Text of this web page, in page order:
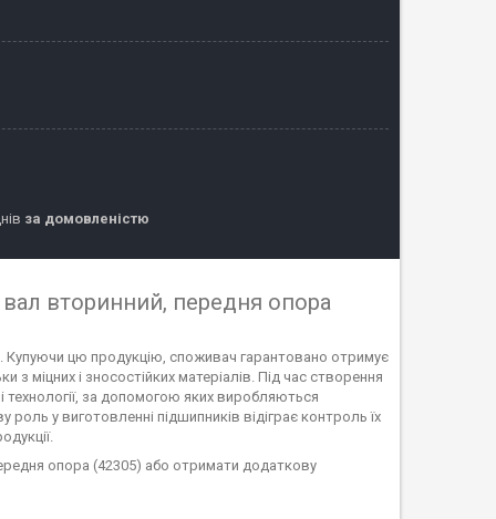
за домовленістю
вторинний, передня опора
Купуючи цю продукцію, споживач гарантовано отримує
міцних і зносостійких матеріалів. Під час створення
за допомогою яких виробляються
у виготовленні підшипників відіграє контроль їх
опора (42305) або отримати додаткову